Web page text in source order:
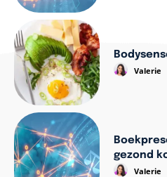
Valerie
gezond
Valerie